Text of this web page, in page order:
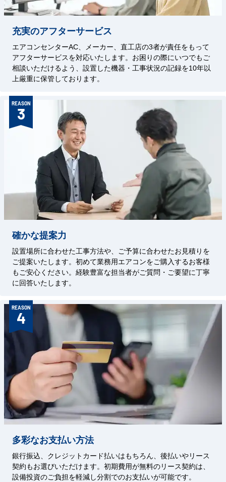
充実のアフターサービス
エアコンセンターAC、メーカー、直工店の3者が責任をもって
アフターサービスを対応いたします。お困りの際にいつでもご
相談いただけるよう、設置した機器・工事状況の記録を10年以
上厳重に保管しております。
REASON
3
確かな提案力
設置場所に合わせた工事方法や、ご予算に合わせたお見積りを
ご提案いたします。初めて業務用エアコンをご購入するお客様
もご安心ください。経験豊富な担当者がご質問・ご要望に丁寧
に回答いたします。
REASON
4
多彩なお支払い方法
銀行振込、クレジットカード払いはもちろん、後払いやリース
契約もお選びいただけます。初期費用が無料のリース契約は、
設備投資のご負担を軽減し分割でのお支払いが可能です。